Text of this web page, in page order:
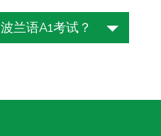
费获取证书。您将
式证书，可轻松打
用于要求最低A1水
学项目。如果相关
兰语A1考试？
试中常见的题型和